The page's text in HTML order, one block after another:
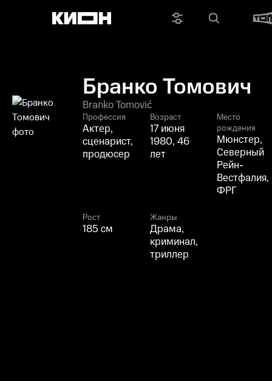
Бранко Томович
Branko Tomović
Профессия
Актер,
сценарист,
продюсер
Возраст
17 июня
1980, 46
лет
Место
рождения
Мюнстер,
Северный
Рейн-
Вестфалия,
ФРГ
Рост
185 см
Жанры
Драма,
криминал,
триллер